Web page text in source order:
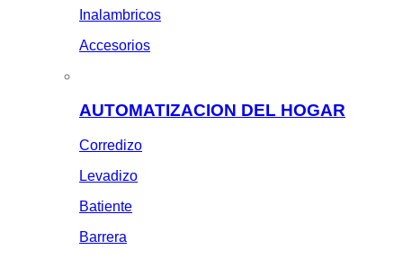
Inalambricos
Accesorios
AUTOMATIZACION DEL HOGAR
Corredizo
Levadizo
Batiente
Barrera